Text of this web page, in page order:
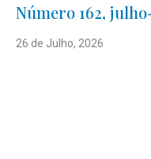
Número 162,
26 de Julho, 2026